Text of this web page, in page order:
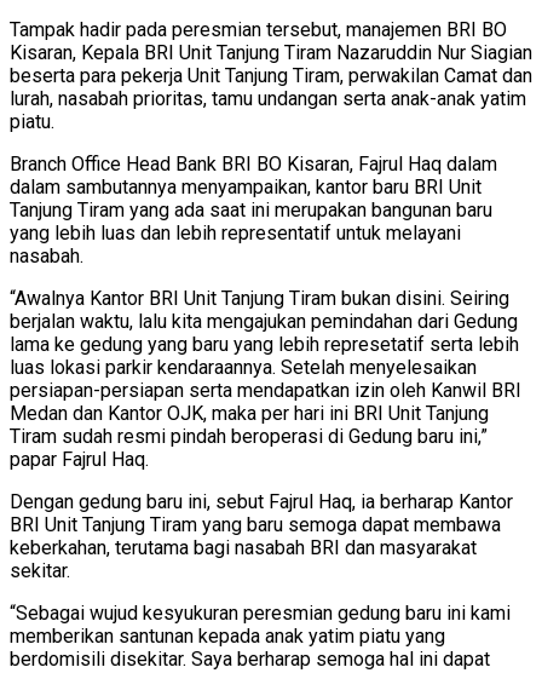
Tampak hadir pada peresmian tersebut, manajemen BRI BO
Kisaran, Kepala BRI Unit Tanjung Tiram Nazaruddin Nur Siagian
beserta para pekerja Unit Tanjung Tiram, perwakilan Camat dan
lurah, nasabah prioritas, tamu undangan serta anak-anak yatim
piatu.
Branch Office Head Bank BRI BO Kisaran, Fajrul Haq dalam
dalam sambutannya menyampaikan, kantor baru BRI Unit
Tanjung Tiram yang ada saat ini merupakan bangunan baru
yang lebih luas dan lebih representatif untuk melayani
nasabah.
“Awalnya Kantor BRI Unit Tanjung Tiram bukan disini. Seiring
berjalan waktu, lalu kita mengajukan pemindahan dari Gedung
lama ke gedung yang baru yang lebih represetatif serta lebih
luas lokasi parkir kendaraannya. Setelah menyelesaikan
persiapan-persiapan serta mendapatkan izin oleh Kanwil BRI
Medan dan Kantor OJK, maka per hari ini BRI Unit Tanjung
Tiram sudah resmi pindah beroperasi di Gedung baru ini,”
papar Fajrul Haq.
Dengan gedung baru ini, sebut Fajrul Haq, ia berharap Kantor
BRI Unit Tanjung Tiram yang baru semoga dapat membawa
keberkahan, terutama bagi nasabah BRI dan masyarakat
sekitar.
“Sebagai wujud kesyukuran peresmian gedung baru ini kami
memberikan santunan kepada anak yatim piatu yang
berdomisili disekitar. Saya berharap semoga hal ini dapat